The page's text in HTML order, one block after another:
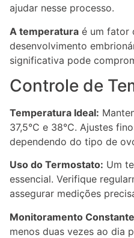
ajudar nesse processo.
A temperatura é um fator
desenvolvimento
significativa pode
Controle de
Temperatura Ideal:
37,5°C e 38°C. Ajustes
dependendo do tipo de
Uso do Termostato: Um
essencial. Verifique
assegurar medições
Monitoramento
menos duas vezes ao dia